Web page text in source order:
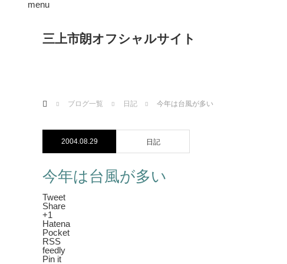
三上市朗オフシャルサイト
menu
ブログ一覧
日記 今年は台風が多い
2004.08.29 日記
今年は台風が多い
Tweet
Share
+1
Hatena
Pocket
RSS
feedly
Pin it